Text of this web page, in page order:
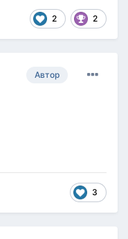
2 2
Автор
3